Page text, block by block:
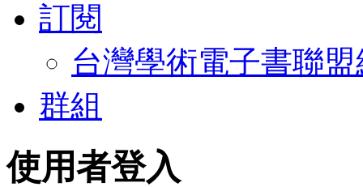
訂閱
台灣學術電子書聯
群組
使用者登入